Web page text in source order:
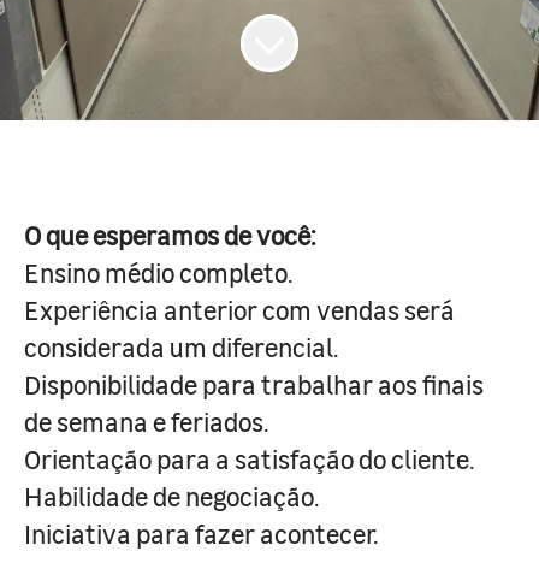
O que esperamos de você:
Ensino médio completo.
Experiência anterior com vendas será
considerada um diferencial.
Disponibilidade para trabalhar aos finais
de semana e feriados.
Orientação para a satisfação do cliente.
Habilidade de negociação.
Iniciativa para fazer acontecer.